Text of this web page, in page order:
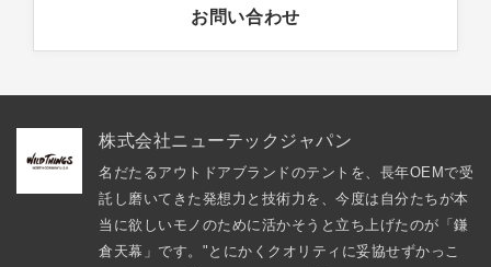
お問い合わせ
株式会社ニューテックジャパン
名だたるアウトドアブランドのテントを、長年OEMで受
託し磨いてきた発想力と技術力を、今度は自分たちが本
当に欲しいモノのために活かそうと立ち上げたのが「鎌
倉天幕」です。"とにかくクオリティに妥協せずかっこ